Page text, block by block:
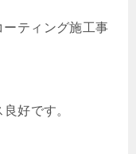
ティング施工事
好です。